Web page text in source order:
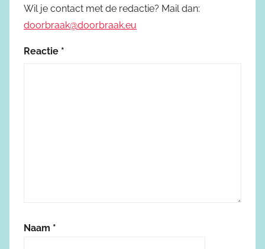
Wil je contact met de redactie? Mail dan:
doorbraak@doorbraak.eu
Reactie *
Naam *